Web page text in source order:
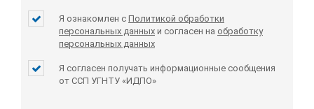
Я ознакомлен с Политикой обработки
персональных данных и согласен на обработку
персональных данных
Я согласен получать информационные сообщения
от ССП УГНТУ «ИДПО»